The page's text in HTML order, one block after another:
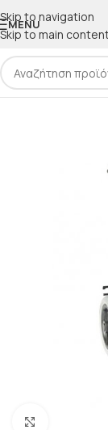
Skip to navigation
Skip to main
MENU